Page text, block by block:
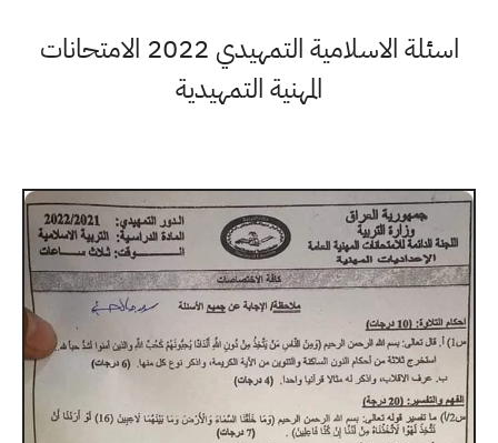
اسئلة الاسلامية التمهيدي 2022 الامتحانات
المهنية التمهيدية